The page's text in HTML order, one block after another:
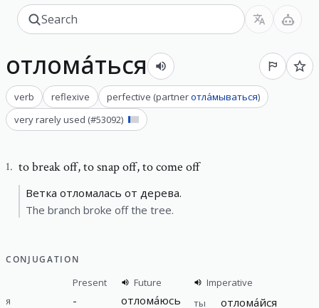
отлома́ться
verb reflexive perfective (partnerотла́мываться)
very rarely used (#53092)
1. to break off,to snap off, to come off
Ветка отломалась от дерева.
The branch broke off the tree.
CONJUGATION
Present
Future
я
- отлома́юсь
Imperative
ты
отлома́йся